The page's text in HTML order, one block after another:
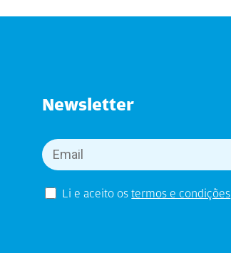
Newsletter
Li e aceito ostermos e condições